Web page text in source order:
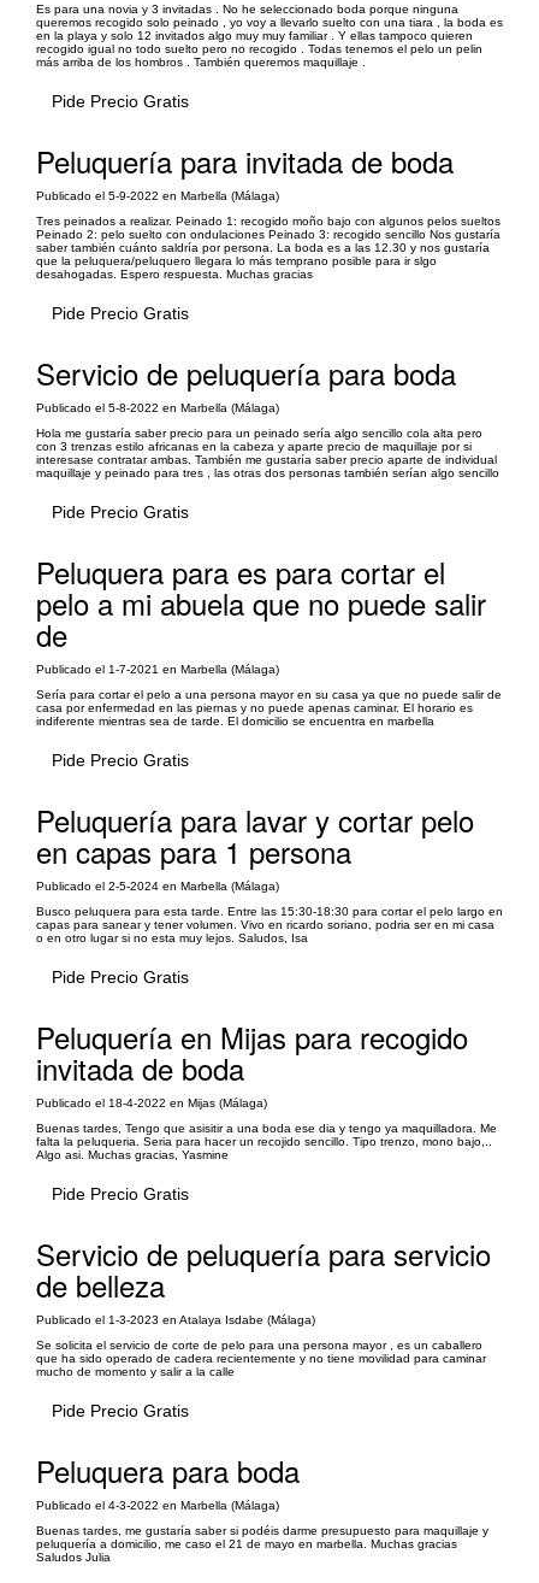
Es para una novia y 3 invitadas . No he seleccionado boda porque ninguna
queremos recogido solo peinado , yo voy a llevarlo suelto con una tiara , la boda es
en la playa y solo 12 invitados algo muy muy familiar . Y ellas tampoco quieren
recogido igual no todo suelto pero no recogido . Todas tenemos el pelo un pelin
más arriba de los hombros . También queremos maquillaje .
Pide Precio Gratis
Peluquería para invitada de boda
Publicado el 5-9-2022 en Marbella (Málaga)
Tres peinados a realizar. Peinado 1: recogido moño bajo con algunos pelos sueltos
Peinado 2: pelo suelto con ondulaciones Peinado 3: recogido sencillo Nos gustaría
saber también cuánto saldría por persona. La boda es a las 12.30 y nos gustaría
que la peluquera/peluquero llegara lo más temprano posible para ir slgo
desahogadas. Espero respuesta. Muchas gracias
Pide Precio Gratis
Servicio de peluquería para boda
Publicado el 5-8-2022 en Marbella (Málaga)
Hola me gustaría saber precio para un peinado sería algo sencillo cola alta pero
con 3 trenzas estilo africanas en la cabeza y aparte precio de maquillaje por si
interesase contratar ambas. También me gustaría saber precio aparte de individual
maquillaje y peinado para tres , las otras dos personas también serían algo sencillo
Pide Precio Gratis
Peluquera para es para cortar el
pelo a mi abuela que no puede salir
de
Publicado el 1-7-2021 en Marbella (Málaga)
Sería para cortar el pelo a una persona mayor en su casa ya que no puede salir de
casa por enfermedad en las piernas y no puede apenas caminar. El horario es
indiferente mientras sea de tarde. El domicilio se encuentra en marbella
Pide Precio Gratis
Peluquería para lavar y cortar pelo
en capas para 1 persona
Publicado el 2-5-2024 en Marbella (Málaga)
Busco peluquera para esta tarde. Entre las 15:30-18:30 para cortar el pelo largo en
capas para sanear y tener volumen. Vivo en ricardo soriano, podria ser en mi casa
o en otro lugar si no esta muy lejos. Saludos, Isa
Pide Precio Gratis
Peluquería en Mijas para recogido
invitada de boda
Publicado el 18-4-2022 en Mijas (Málaga)
Buenas tardes, Tengo que asisitir a una boda ese dia y tengo ya maquilladora. Me
falta la peluqueria. Seria para hacer un recojido sencillo. Tipo trenzo, mono bajo,..
Algo asi. Muchas gracias, Yasmine
Pide Precio Gratis
Servicio de peluquería para servicio
de belleza
Publicado el 1-3-2023 en Atalaya Isdabe (Málaga)
Se solicita el servicio de corte de pelo para una persona mayor , es un caballero
que ha sido operado de cadera recientemente y no tiene movilidad para caminar
mucho de momento y salir a la calle
Pide Precio Gratis
Peluquera para boda
Publicado el 4-3-2022 en Marbella (Málaga)
Buenas tardes, me gustaría saber si podéis darme presupuesto para maquillaje y
peluquería a domicilio, me caso el 21 de mayo en marbella. Muchas gracias
Saludos Julia